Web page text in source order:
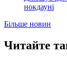
нокдауні
Більше новин
Читайте